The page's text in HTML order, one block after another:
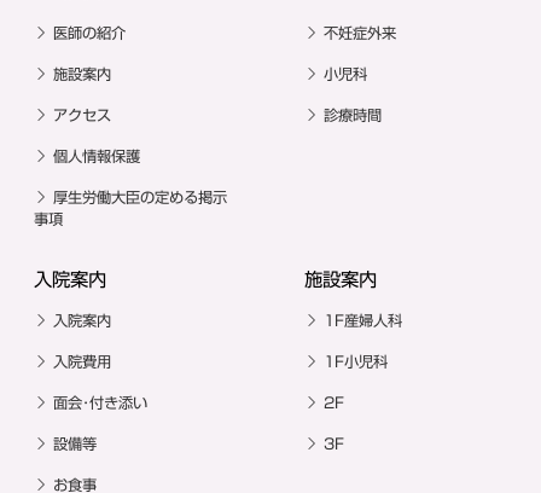
医師の紹介
施設案内
アクセス
個人情報保護
厚生労働大臣の定める掲示
事項
不妊症外来
小児科
診療時間
入院案内
入院案内
入院費用
面会･付き添い
設備等
お食事
施設案内
1F産婦人科
1F小児科
2F
3F